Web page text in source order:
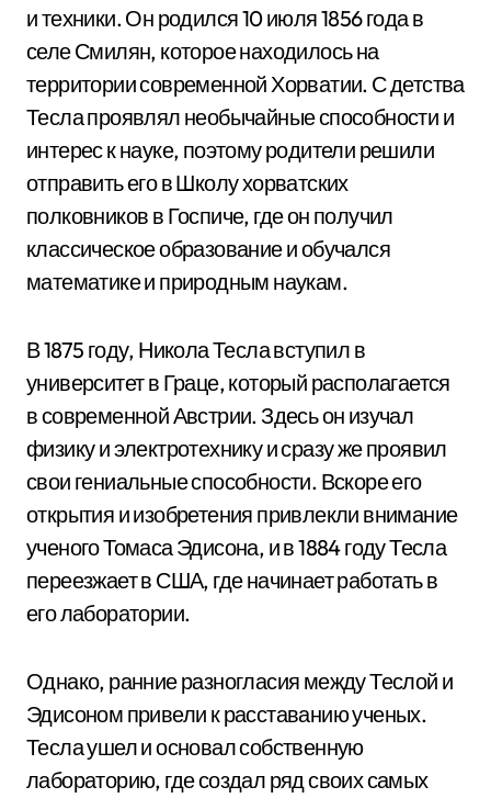
и техники. Он родился 10 июля 1856 года в
селе Смилян, которое находилось на
территории современной Хорватии. С детства
Тесла проявлял необычайные способности и
интерес к науке, поэтому родители решили
отправить его в Школу хорватских
полковников в Госпиче, где он получил
классическое образование и обучался
математике и природным наукам.
В 1875 году, Никола Тесла вступил в
университет в Граце, который располагается
в современной Австрии. Здесь он изучал
физику и электротехнику и сразу же проявил
свои гениальные способности. Вскоре его
открытия и изобретения привлекли внимание
ученого Томаса Эдисона, и в 1884 году Тесла
переезжает в США, где начинает работать в
его лаборатории.
Однако, ранние разногласия между Теслой и
Эдисоном привели к расставанию ученых.
Тесла ушел и основал собственную
лабораторию, где создал ряд своих самых